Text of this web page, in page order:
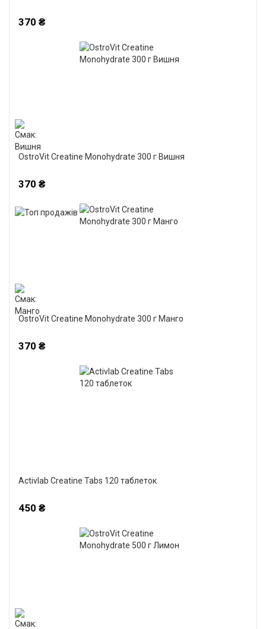
370 ₴
OstroVit Creatine Monohydrate 300 г Вишня
370 ₴
OstroVit Creatine Monohydrate 300 г Манго
370 ₴
Activlab Creatine Tabs 120 таблеток
450 ₴